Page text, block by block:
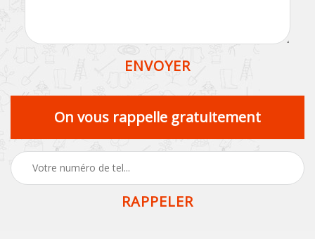
On vous rappelle gratuitement